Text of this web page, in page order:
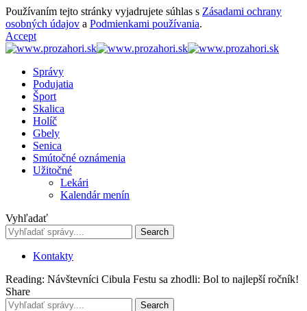
Používaním tejto stránky vyjadrujete súhlas s Zásadami ochrany
osobných údajov a Podmienkami používania.
Accept
Správy
Podujatia
Šport
Skalica
Holíč
Gbely
Senica
Smútočné oznámenia
Užitočné
Lekári
Kalendár menín
Vyhľadať
Kontakty
Reading: Návštevníci Cibula Festu sa zhodli: Bol to najlepší ročník!
Share